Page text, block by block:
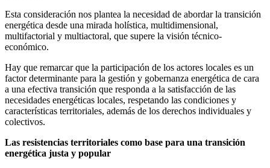
Esta consideración nos plantea la necesidad de abordar la transición
energética desde una mirada holística, multidimensional,
multifactorial y multiactoral, que supere la visión técnico-
económico.
Hay que remarcar que la participación de los actores locales es un
factor determinante para la gestión y gobernanza energética de cara
a una efectiva transición que responda a la satisfacción de las
necesidades energéticas locales, respetando las condiciones y
características territoriales, además de los derechos individuales y
colectivos.
Las resistencias territoriales como base para una transición
energética justa y popular